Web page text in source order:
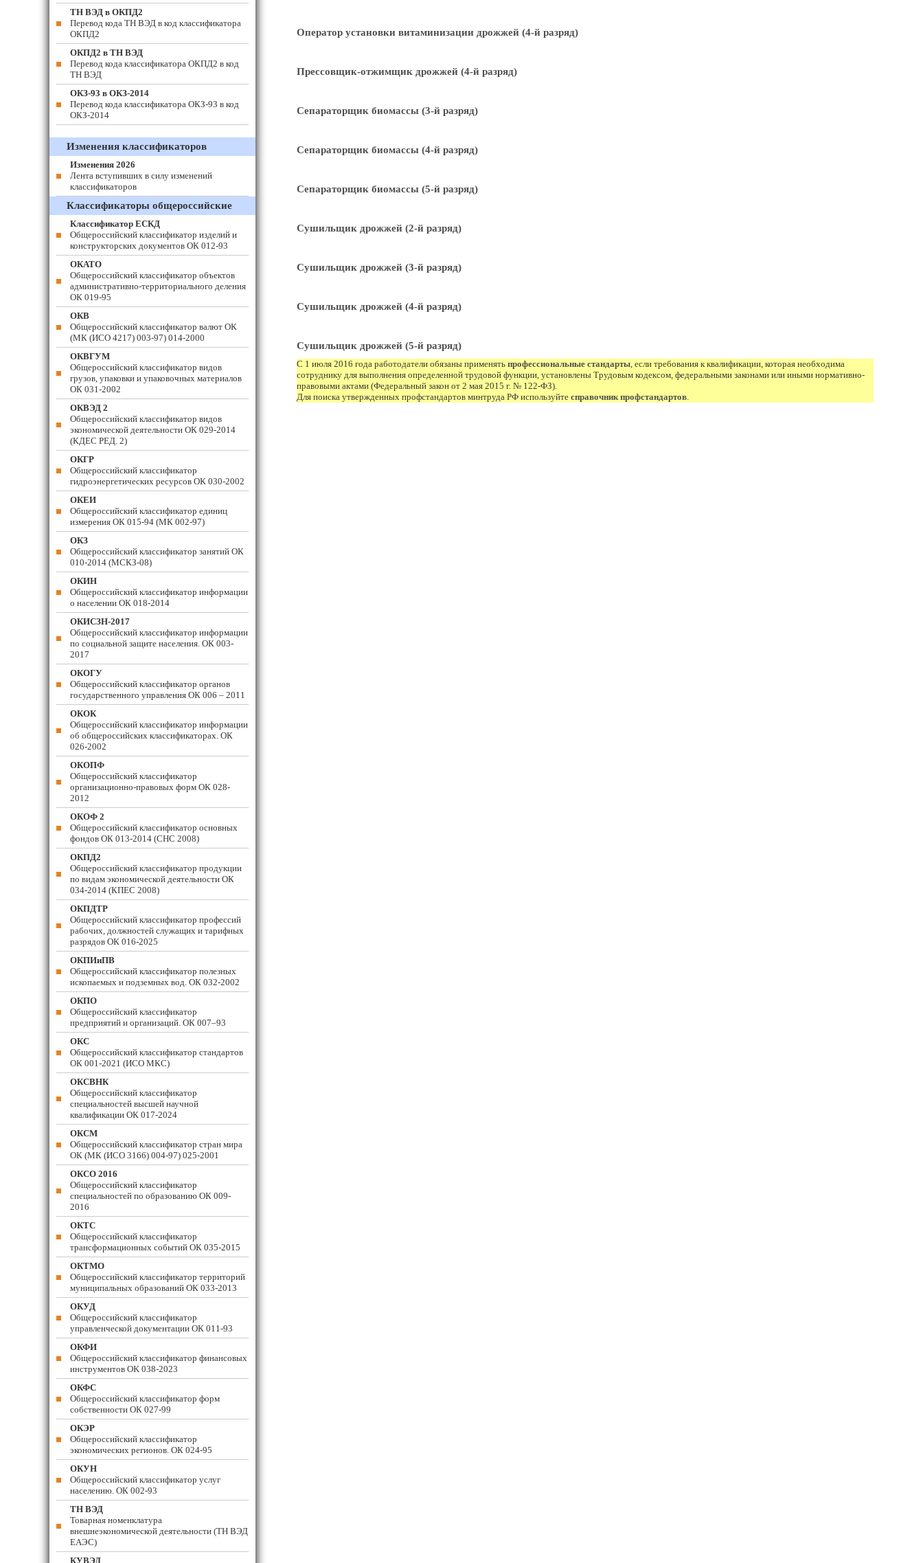
Оператор установки витаминизации дрожжей (4-й разряд)
Прессовщик-отжимщик дрожжей (4-й разряд)
Сепараторщик биомассы (3-й разряд)
Сепараторщик биомассы (4-й разряд)
Сепараторщик биомассы (5-й разряд)
Сушильщик дрожжей (2-й разряд)
Сушильщик дрожжей (3-й разряд)
Сушильщик дрожжей (4-й разряд)
Сушильщик дрожжей (5-й разряд)
С 1 июля 2016 года работодатели обязаны применять профессиональные стандарты, если требования к квалификации, которая необходима
сотруднику для выполнения определенной трудовой функции, установлены Трудовым кодексом, федеральными законами или иными нормативно-
правовыми актами (Федеральный закон от 2 мая 2015 г. № 122-ФЗ).
Для поиска утвержденных профстандартов минтруда РФ используйте справочник профстандартов.
ТН ВЭД в ОКПД2
Перевод кода ТН ВЭД в код классификатора
ОКПД2
ОКПД2 в ТН ВЭД
Перевод кода классификатора ОКПД2 в код
ТН ВЭД
ОКЗ-93 в ОКЗ-2014
Перевод кода классификатора ОКЗ-93 в код
ОКЗ-2014
Изменения классификаторов
Изменения 2026
Лента вступивших в силу изменений
классификаторов
Классификаторы общероссийские
Классификатор ЕСКД
Общероссийский классификатор изделий и
конструкторских документов ОК 012-93
ОКАТО
Общероссийский классификатор объектов
административно-территориального деления
ОК 019-95
ОКВ
Общероссийский классификатор валют ОК
(МК (ИСО 4217) 003-97) 014-2000
ОКВГУМ
Общероссийский классификатор видов
грузов, упаковки и упаковочных материалов
ОК 031-2002
ОКВЭД 2
Общероссийский классификатор видов
экономической деятельности ОК 029-2014
(КДЕС РЕД. 2)
ОКГР
Общероссийский классификатор
гидроэнергетических ресурсов ОК 030-2002
ОКЕИ
Общероссийский классификатор единиц
измерения ОК 015-94 (МК 002-97)
ОКЗ
Общероссийский классификатор занятий ОК
010-2014 (МСКЗ-08)
ОКИН
Общероссийский классификатор информации
о населении ОК 018-2014
ОКИСЗН-2017
Общероссийский классификатор информации
по социальной защите населения. ОК 003-
2017
ОКОГУ
Общероссийский классификатор органов
государственного управления ОК 006 – 2011
ОКОК
Общероссийский классификатор информации
об общероссийских классификаторах. ОК
026-2002
ОКОПФ
Общероссийский классификатор
организационно-правовых форм ОК 028-
2012
ОКОФ 2
Общероссийский классификатор основных
фондов ОК 013-2014 (СНС 2008)
ОКПД2
Общероссийский классификатор продукции
по видам экономической деятельности ОК
034-2014 (КПЕС 2008)
ОКПДТР
Общероссийский классификатор профессий
рабочих, должностей служащих и тарифных
разрядов ОК 016-2025
ОКПИиПВ
Общероссийский классификатор полезных
ископаемых и подземных вод. ОК 032-2002
ОКПО
Общероссийский классификатор
предприятий и организаций. ОК 007–93
ОКС
Общероссийский классификатор стандартов
ОК 001-2021 (ИСО МКС)
ОКСВНК
Общероссийский классификатор
специальностей высшей научной
квалификации ОК 017-2024
ОКСМ
Общероссийский классификатор стран мира
ОК (МК (ИСО 3166) 004-97) 025-2001
ОКСО 2016
Общероссийский классификатор
специальностей по образованию ОК 009-
2016
ОКТС
Общероссийский классификатор
трансформационных событий ОК 035-2015
ОКТМО
Общероссийский классификатор территорий
муниципальных образований ОК 033-2013
ОКУД
Общероссийский классификатор
управленческой документации ОК 011-93
ОКФИ
Общероссийский классификатор финансовых
инструментов OK 038-2023
ОКФС
Общероссийский классификатор форм
собственности ОК 027-99
ОКЭР
Общероссийский классификатор
экономических регионов. ОК 024-95
ОКУН
Общероссийский классификатор услуг
населению. ОК 002-93
ТН ВЭД
Товарная номенклатура
внешнеэкономической деятельности (ТН ВЭД
ЕАЭС)
КУВЭД